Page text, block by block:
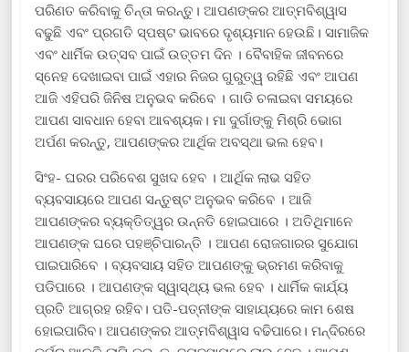
ପରିଣତ କରିବାକୁ ଚିନ୍ତା କରନ୍ତୁ। ଆପଣଙ୍କର ଆତ୍ମବିଶ୍ୱାସ
ବଢୁଛି ଏବଂ ପ୍ରଗତି ସ୍ପଷ୍ଟ ଭାବରେ ଦୃଶ୍ୟମାନ ହେଉଛି। ସାମାଜିକ
ଏବଂ ଧାର୍ମିକ ଉତ୍ସବ ପାଇଁ ଉତ୍ତମ ଦିନ । ବୈବାହିକ ଜୀବନରେ
ସ୍ନେହ ଦେଖାଇବା ପାଇଁ ଏହାର ନିଜର ଗୁରୁତ୍ୱ ରହିଛି ଏବଂ ଆପଣ
ଆଜି ଏହିପରି ଜିନିଷ ଅନୁଭବ କରିବେ । ଗାଡି ଚଳାଇବା ସମୟରେ
ଆପଣ ସାବଧାନ ହେବା ଆବଶ୍ୟକ। ମା ଦୁର୍ଗାଙ୍କୁ ମିଶ୍ରି ଭୋଗ
ଅର୍ପଣ କରନ୍ତୁ, ଆପଣଙ୍କର ଆର୍ଥିକ ଅବସ୍ଥା ଭଲ ହେବ।
ସିଂହ- ଘରର ପରିବେଶ ସୁଖଦ ହେବ । ଆର୍ଥିକ ଲାଭ ସହିତ
ବ୍ୟବସାୟରେ ଆପଣ ସନ୍ତୁଷ୍ଟ ଅନୁଭବ କରିବେ । ଆଜି
ଆପଣଙ୍କର ବ୍ୟକ୍ତିତ୍ୱର ଉନ୍ନତି ହୋଇପାରେ । ଅତିଥିମାନେ
ଆପଣଙ୍କ ଘରେ ପହଞ୍ଚିପାରନ୍ତି । ଆପଣ ରୋଜଗାରର ସୁଯୋଗ
ପାଇପାରିବେ । ବ୍ୟବସାୟ ସହିତ ଆପଣଙ୍କୁ ଭ୍ରମଣ କରିବାକୁ
ପଡିପାରେ । ଆପଣଙ୍କ ସ୍ୱାସ୍ଥ୍ୟ ଭଲ ହେବ । ଧାର୍ମିକ କାର୍ଯ୍ୟ
ପ୍ରତି ଆଗ୍ରହ ରହିବ। ପତି-ପତ୍ନୀଙ୍କ ସାହାଯ୍ୟରେ କାମ ଶେଷ
ହୋଇପାରିବ। ଆପଣଙ୍କର ଆତ୍ମବିଶ୍ୱାସ ବଢିପାରେ। ମନ୍ଦିରରେ